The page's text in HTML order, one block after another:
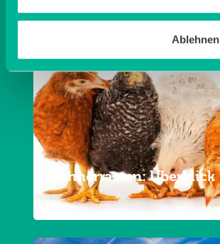
Ablehnen
Hühnerrassen: Überblick